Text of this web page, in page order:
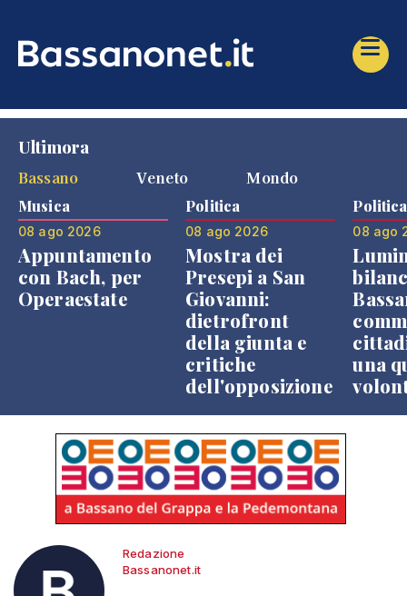
Ultimora
Bassano
Veneto Mondo
Musica
08 ago 2026
Appuntamento
con Bach, per
Operaestate
Politica
08 ago 2026
Mostra dei
Presepi a San
Giovanni:
dietrofront
della giunta e
critiche
dell'opposizione
Politica
08 ago
una
Redazione
Bassanonet.it